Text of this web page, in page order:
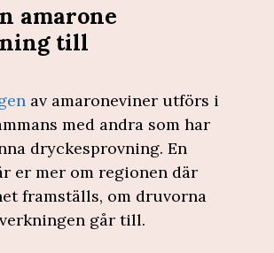
amarone
till
av amaroneviner utförs i
med andra som har
dryckesprovning. En
er mer om regionen där
framställs, om druvorna
går till.